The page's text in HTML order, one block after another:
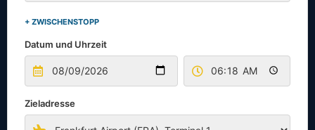
+ ZWISCHENSTOPP
Datum und Uhrzeit
Zieladresse